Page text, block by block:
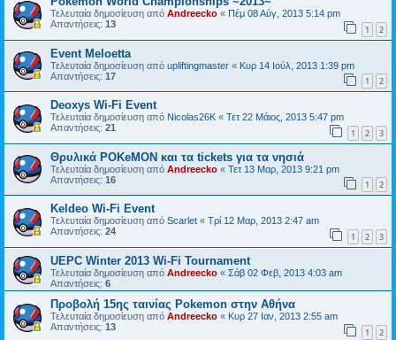
Τελευταία δημοσίευση από Andreecko « Πέμ 08 Αύγ, 2013 5:14 pm
Απαντήσεις: 13 1 2
Event Meloetta
Τελευταία δημοσίευση από upliftingmaster « Κυρ 14 Ιούλ, 2013 1:39 pm
Απαντήσεις: 17 1 2
Deoxys Wi-Fi Event
Τελευταία δημοσίευση από Nicolas26K « Τετ 22 Μάιος, 2013 5:47 pm
Απαντήσεις: 21 1 2 3
Θρυλικά POKeMON και τα tickets για τα νησιά
Τελευταία δημοσίευση από Andreecko « Τετ 13 Μαρ, 2013 9:21 pm
Απαντήσεις: 16 1 2
Keldeo Wi-Fi Event
Τελευταία δημοσίευση από Scarlet « Τρί 12 Μαρ, 2013 2:47 am
Απαντήσεις: 24 1 2 3
UEPC Winter 2013 Wi-Fi Tournament
Τελευταία δημοσίευση από Andreecko « Σάβ 02 Φεβ, 2013 4:03 am
Απαντήσεις: 6
Προβολή 15ης ταινίας Pokemon στην Αθήνα
Τελευταία δημοσίευση από Andreecko « Κυρ 27 Ιαν, 2013 2:55 am
Απαντήσεις: 13 1 2